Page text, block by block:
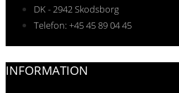
DK - 2942 Skodsborg
Telefon: +45 45 89 04 45
INFORMATION